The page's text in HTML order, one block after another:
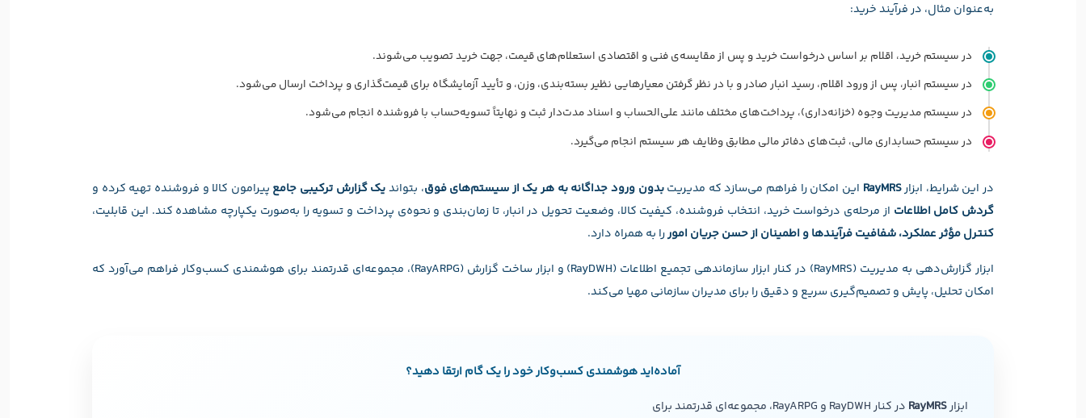
به‌عنوان مثال، در فرآیند خرید:
در سیستم خرید، اقلام بر اساس درخواست خرید و پس از مقایسه‌ی فنی و اقتصادی استعلام‌های قیمت، جهت خرید تصویب می‌شوند.
در سیستم انبار، پس از ورود اقلام، رسید انبار صادر و با در نظر گرفتن معیارهایی نظیر بسته‌بندی، وزن، و تأیید آزمایشگاه برای قیمت‌گذاری و پرداخت ارسال می‌شود.
در سیستم مدیریت وجوه (خزانه‌داری)، پرداخت‌های مختلف مانند علی‌الحساب و اسناد مدت‌دار ثبت و نهایتاً تسویه‌حساب با فروشنده انجام می‌شود.
در سیستم حسابداری مالی، ثبت‌های دفاتر مالی مطابق وظایف هر سیستم انجام می‌گیرد.
در این شرایط، ابزارRayMRS این امکان را فراهم می‌سازد که مدیریتبدون ورود جداگانه به هر یک از سیستم‌های فوق، بتواندیک گزارش ترکیبی جامع پیرامون کالا و فروشنده تهیه کرده و
گردش کامل اطلاعات از مرحله‌ی درخواست خرید، انتخاب فروشنده، کیفیت کالا، وضعیت تحویل در انبار، تا زمان‌بندی و نحوه‌ی پرداخت و تسویه را به‌صورت یکپارچه مشاهده کند. این قابلیت،
کنترل مؤثر عملکرد، شفافیت فرآیندها و اطمینان از حسن جریان اموررا به همراه دارد.
ابزار گزارش‌دهی به مدیریت (RayMRS) در کنار ابزار سازماندهی تجمیع اطلاعات (RayDWH) و ابزار ساخت گزارش (RayARPG)، مجموعه‌ای قدرتمند برای هوشمندی کسب‌وکار فراهم می‌آورد که
امکان تحلیل، پایش و تصمیم‌گیری سریع و دقیق را برای مدیران سازمانی مهیا می‌کند.
آماده‌اید هوشمندی کسب‌وکار خود را یک گام ارتقا دهید؟
ابزارRayMRS در کنار RayDWH و RayARPG، مجموعه‌ای قدرتمند برای